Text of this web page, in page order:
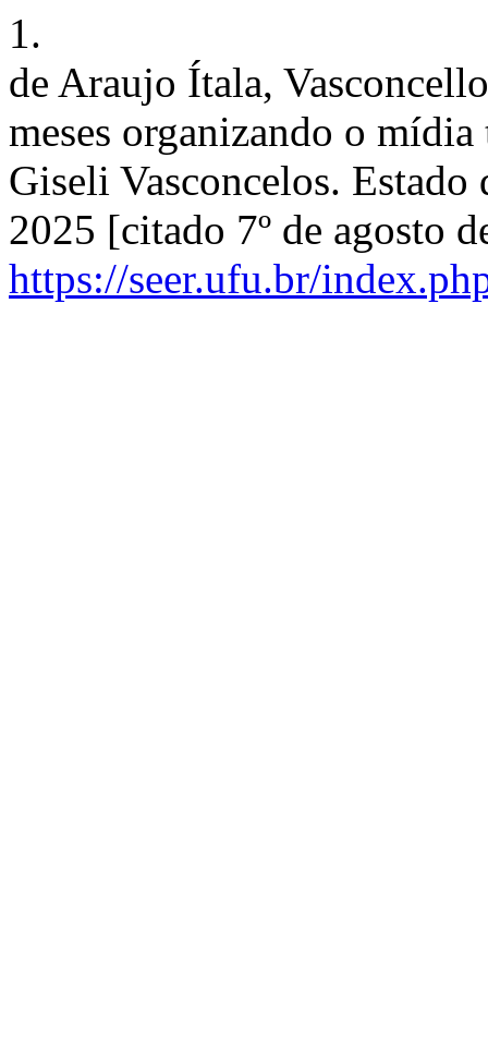
1.
de Araujo Ítala,
meses organizando o
Giseli Vasconcelos.
2025 [citado 7º de agosto
https://seer.ufu.br/